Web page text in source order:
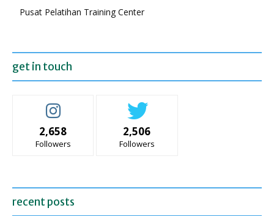
Pusat Pelatihan Training Center
get in touch
2,658
Followers
2,506
Followers
recent posts